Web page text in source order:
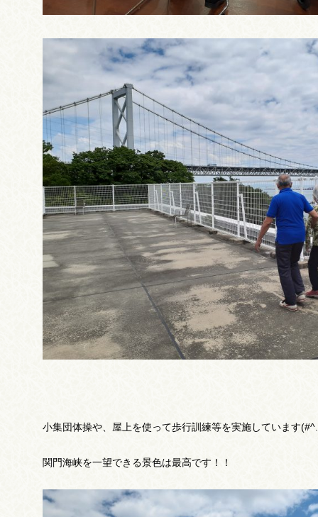
小集団体操や、屋上を使って歩行訓練等を実施しています
関門海峡を一望できる景色は最高です！！